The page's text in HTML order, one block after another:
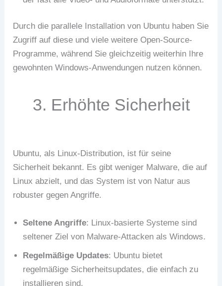
Durch die parallele Installation von Ubuntu haben Sie
Zugriff auf diese und viele weitere Open-Source-
Programme, während Sie gleichzeitig weiterhin Ihre
gewohnten Windows-Anwendungen nutzen können.
3. Erhöhte Sicherheit
Ubuntu, als Linux-Distribution, ist für seine
Sicherheit bekannt. Es gibt weniger Malware, die auf
Linux abzielt, und das System ist von Natur aus
robuster gegen Angriffe.
Seltene Angriffe: Linux-basierte Systeme sind
seltener Ziel von Malware-Attacken als Windows.
Regelmäßige Updates: Ubuntu bietet
regelmäßige Sicherheitsupdates, die einfach zu
installieren sind.